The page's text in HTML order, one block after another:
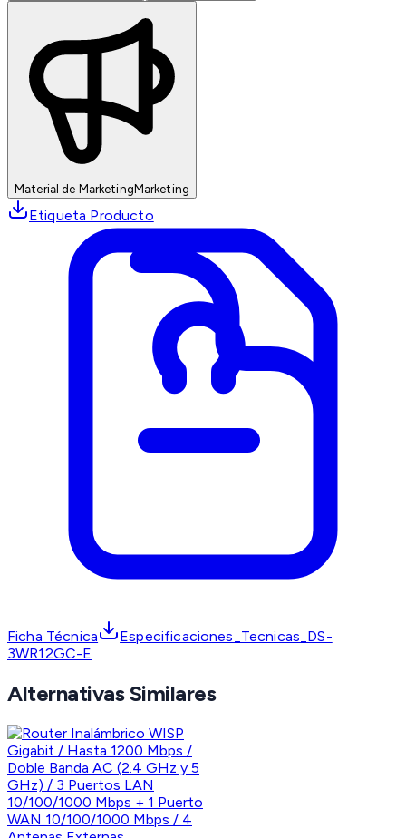
Material de MarketingMarketing
Etiqueta Producto
Ficha Técnica
Especificaciones_Tecnicas_DS-
3WR12GC-E
Alternativas Similares